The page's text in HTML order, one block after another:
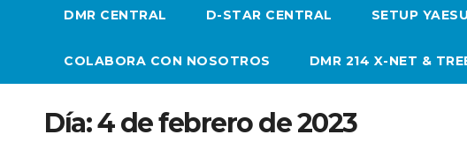
DMR CENTRAL D-STAR CENTRAL SETUP
COLABORA CON NOSOTROS DMR 214 X-NET &
Día:4 de febrero de 2023